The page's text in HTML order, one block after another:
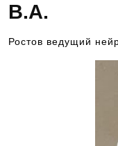
В.А.
Ростов ведущий